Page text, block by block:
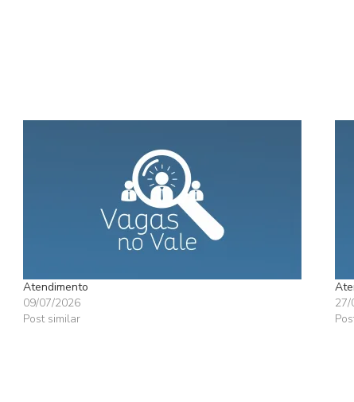
Atendimento
09/07/2026
Post similar